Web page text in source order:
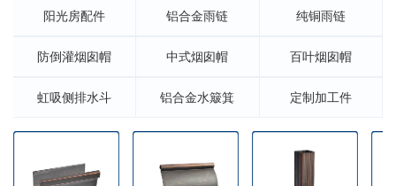
阳光房配件 铝合金雨链 纯铜雨链
防倒灌烟囱帽 中式烟囱帽 百叶烟囱帽
虹吸侧排水斗 铝合金水簸箕 定制加工件